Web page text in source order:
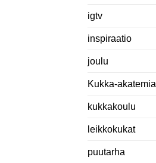
igtv
inspiraatio
joulu
Kukka-akatemia
kukkakoulu
leikkokukat
puutarha